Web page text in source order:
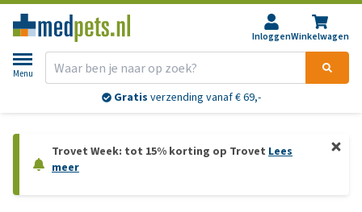
InloggenWinkelwagen
Menu
Gratis verzending vanaf € 69,-
Trovet Week: tot 15% korting op Trovet Lees
meer